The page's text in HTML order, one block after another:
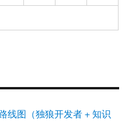
线图（独狼开发者 + 知识